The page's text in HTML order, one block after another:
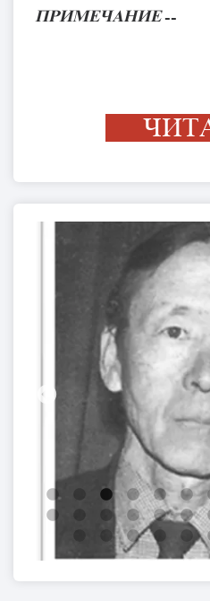
ПРИМЕЧАНИЕ --